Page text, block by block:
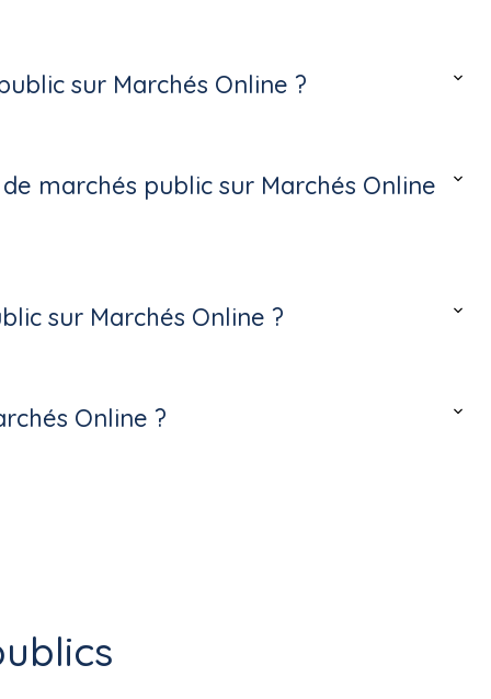
sur Marchés Online ?
marchés public sur Marchés Online
sur Marchés Online ?
Online ?